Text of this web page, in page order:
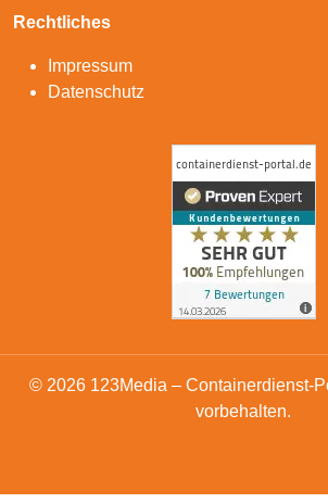
Rechtliches
Impressum
Datenschutz
© 2026 123Media – Containerdienst-
vorbehalten.